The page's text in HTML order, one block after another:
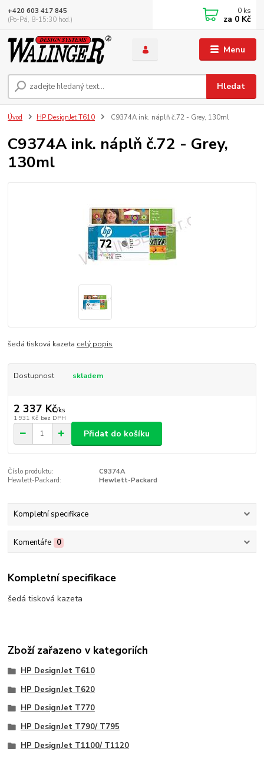
Menu
Hledat
+420 603 417 845
(Po-Pá, 8-15:30 hod.)
0 ks
za 0 Kč
Úvod HP DesignJet T610 C9374A ink. náplň č.72 - Grey, 130ml
C9374A ink. náplň č.72 - Grey,
130ml
šedá tisková kazeta celý popis
Dostupnost skladem
2 337 Kč/ks
1 931 Kč bez DPH
Přidat do košíku
Číslo produktu:
C9374A
Hewlett-Packard:
Hewlett-Packard
Kompletní specifikace
Komentáře 0
Kompletní specifikace
šedá tisková kazeta
Zboží zařazeno v kategoriích
HP DesignJet T610
HP DesignJet T620
HP DesignJet T770
HP DesignJet T790/ T795
HP DesignJet T1100/ T1120